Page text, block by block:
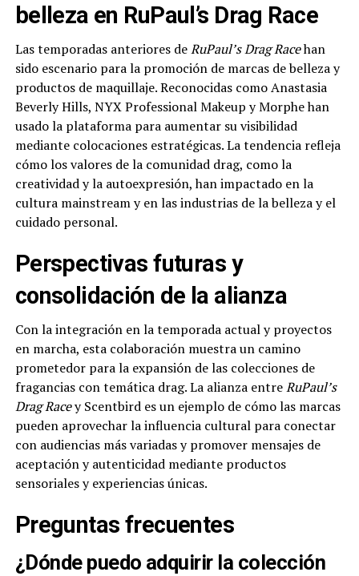
belleza en RuPaul’s Drag Race
Las temporadas anteriores deRuPaul’s Drag Racehan
sido escenario para la promoción de marcas de belleza y
productos de maquillaje. Reconocidas como Anastasia
Beverly Hills, NYX Professional Makeup y Morphe han
usado la plataforma para aumentar su visibilidad
mediante colocaciones estratégicas. La tendencia refleja
cómo los valores de la comunidad drag, como la
creatividad y la autoexpresión, han impactado en la
cultura mainstream y en las industrias de la belleza y el
cuidado personal.
Perspectivas futuras y
consolidación de la alianza
Con la integración en la temporada actual y proyectos
en marcha, esta colaboración muestra un camino
prometedor para la expansión de las colecciones de
fragancias con temática drag. La alianza entreRuPaul’s
Drag Racey Scentbird es un ejemplo de cómo las marcas
pueden aprovechar la influencia cultural para conectar
con audiencias más variadas y promover mensajes de
aceptación y autenticidad mediante productos
sensoriales y experiencias únicas.
Preguntas frecuentes
¿Dónde puedo adquirir la colección